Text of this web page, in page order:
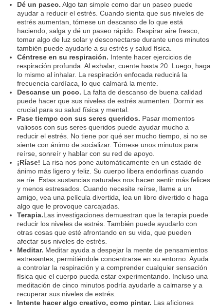
Dé un paseo. Algo tan simple como dar un paseo puede
ayudar a reducir el estrés. Cuando sienta que sus niveles de
estrés aumentan, tómese un descanso de lo que está
haciendo, salga y dé un paseo rápido. Respirar aire fresco,
tomar algo de luz solar y desconectarse durante unos minutos
también puede ayudarle a su estrés y salud física.
Céntrese en su respiración.
Intente hacer ejercicios de
respiración profunda. Al exhalar, cuente hasta 20. Luego, haga
lo mismo al inhalar. La respiración enfocada reducirá la
frecuencia cardíaca, lo que calmará la mente.
Descanse un poco. La falta de descanso de buena calidad
puede hacer que sus niveles de estrés aumenten. Dormir es
crucial para su salud física y mental.
Pase tiempo con sus seres queridos. Pasar momentos
valiosos con sus seres queridos puede ayudar mucho a
reducir el estrés. No tiene por qué ser mucho tiempo, si no se
siente con ánimo de socializar. Tómese unos minutos para
reírse, sonreír y hablar con su red de apoyo.
¡Ríase! La risa nos pone automáticamente en un estado de
ánimo más ligero y feliz. Su cuerpo libera endorfinas cuando
se ríe. Estas sustancias naturales nos hacen sentir más felices
y menos estresados. Cuando necesite reírse, llame a un
amigo, vea una película divertida, lea un libro divertido o haga
algo que le provoque carcajadas.
Terapia. Las investigaciones demuestran que la terapia puede
reducir los niveles de estrés. También puede ayudarlo con
otras cosas que esté afrontando en su vida, que pueden
afectar sus niveles de estrés.
Meditar. Meditar ayuda a despejar la mente de pensamientos
estresantes, permitiéndole concentrarse en su entorno. Ayuda
a controlar la respiración y a comprender cualquier sensación
física que el cuerpo pueda estar experimentando. Incluso una
meditación de cinco minutos podría ayudarle a calmarse y a
recuperar sus niveles de estrés.
Intente hacer algo creativo, como pintar. Las aficiones